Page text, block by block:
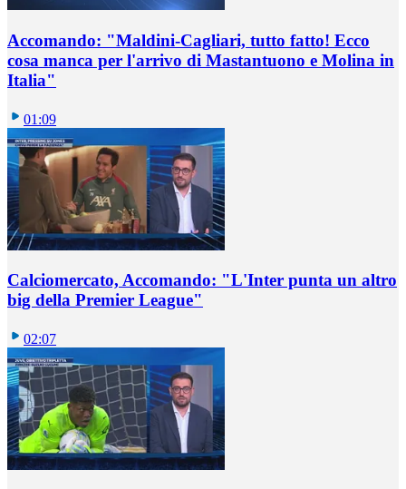
Accomando: "Maldini-Cagliari, tutto fatto! Ecco
cosa manca per l'arrivo di Mastantuono e Molina in
Italia"
01:09
Calciomercato, Accomando: "L'Inter punta un altro
big della Premier League"
02:07